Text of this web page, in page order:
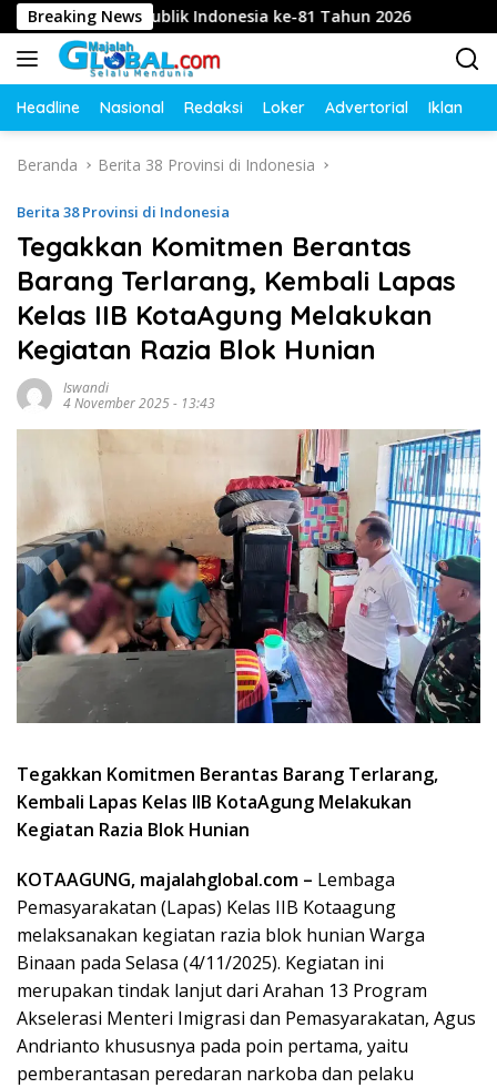
Langsung
ke
konten
Breaking News
Republik Indonesia ke-81 Tahun 2026 Diduga
Headline Nasional Redaksi Loker Advertorial Iklan
Beranda Berita 38 Provinsi di Indonesia
Berita 38 Provinsi di Indonesia
Tegakkan Komitmen Berantas
Barang Terlarang, Kembali Lapas
Kelas IIB KotaAgung Melakukan
Kegiatan Razia Blok Hunian
Iswandi
4 November 2025 - 13:43
Tegakkan Komitmen Berantas Barang Terlarang,
Kembali Lapas Kelas IIB KotaAgung Melakukan
Kegiatan Razia Blok Hunian
KOTAAGUNG, majalahglobal.com – Lembaga
Pemasyarakatan (Lapas) Kelas IIB Kotaagung
melaksanakan kegiatan razia blok hunian Warga
Binaan pada Selasa (4/11/2025). Kegiatan ini
merupakan tindak lanjut dari Arahan 13 Program
Akselerasi Menteri Imigrasi dan Pemasyarakatan, Agus
Andrianto khususnya pada poin pertama, yaitu
pemberantasan peredaran narkoba dan pelaku